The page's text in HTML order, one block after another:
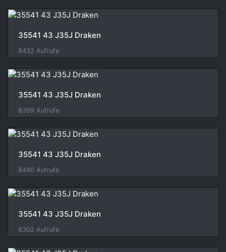
35541 43 J35J Draken
8432 Aufrufe
35541 43 J35J Draken
8399 Aufrufe
35541 43 J35J Draken
8440 Aufrufe
35541 43 J35J Draken
8302 Aufrufe